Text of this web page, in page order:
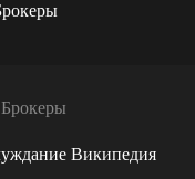
Википедия